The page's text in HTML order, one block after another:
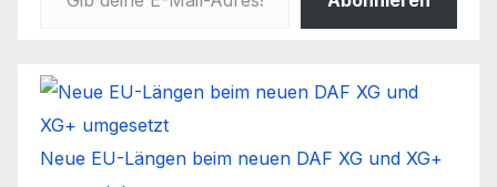
Neue EU-Längen beim neuen DAF XG und XG+